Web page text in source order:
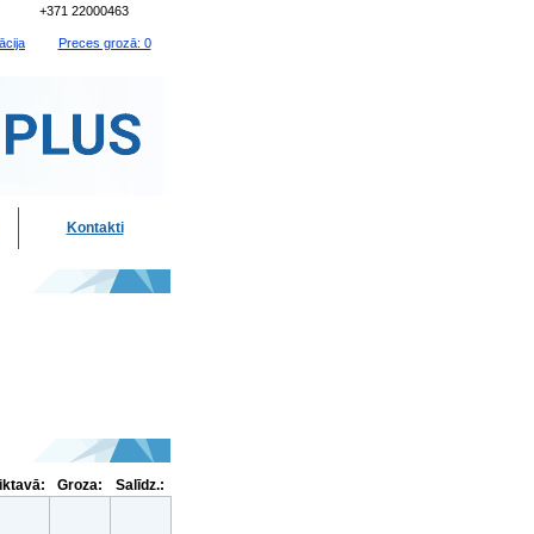
Preces grozā: 0
+371 22000463
Kontakti
Groza: Salīdz.: